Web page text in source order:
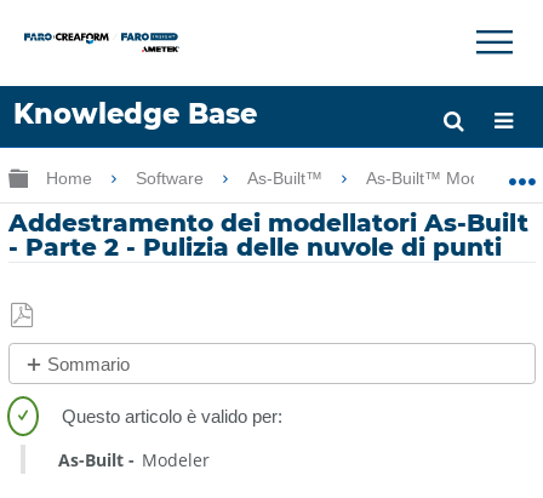
Knowledge Base
Lingua
Chiedere aiuto Accesso
×
Ingrandisci/riduci gerarchia globale
Home Software As-Built™ As-Built™ Modeler
Addestramento dei modellatori As-Built
- Parte 2 - Pulizia delle nuvole di punti
Salva
come
PDF
Sommario
No
intestazioni
As-Built Modeler